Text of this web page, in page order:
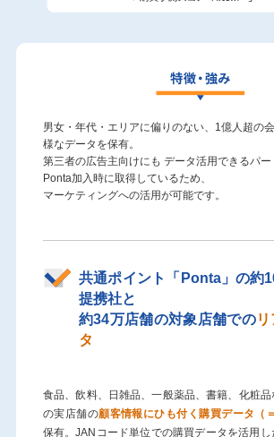
男女・年代・エリアに偏りのない、1億人超の
様なデータを保有。
第三者の広告主向けにも データ活用できるパー
Ponta加入時に取得しているため、
マーケティングへの活用が可能です。
共通ポイント「Ponta」の約
提携社と
約34万店舗の対象店舗での
タ
食品、飲料、日雑品、一般薬品、書籍、化粧
の実店舗の顧客情報にひも付く購買データ（＝
保有。JANコード単位での購買データを活用